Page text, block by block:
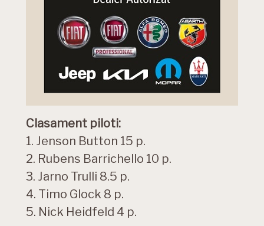
Clasament piloti:
1. Jenson Button 15 p.
2. Rubens Barrichello 10 p.
3. Jarno Trulli 8.5 p.
4. Timo Glock 8 p.
5. Nick Heidfeld 4 p.